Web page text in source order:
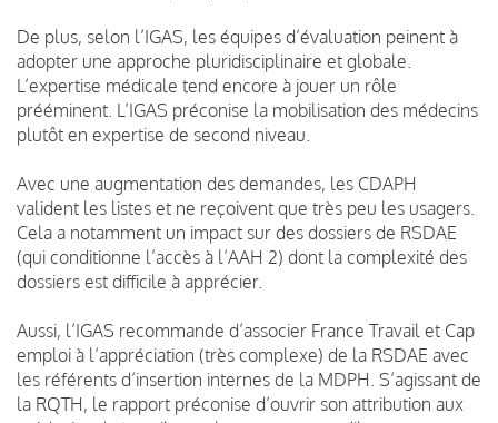
De plus, selon l’IGAS, les équipes d’évaluation peinent à
adopter une approche pluridisciplinaire et globale.
L’expertise médicale tend encore à jouer un rôle
prééminent. L’IGAS préconise la mobilisation des médecins
plutôt en expertise de second niveau.
Avec une augmentation des demandes, les CDAPH
valident les listes et ne reçoivent que très peu les usagers.
Cela a notamment un impact sur des dossiers de RSDAE
(qui conditionne l’accès à l’AAH 2) dont la complexité des
dossiers est difficile à apprécier.
Aussi, l’IGAS recommande d’associer France Travail et Cap
emploi à l’appréciation (très complexe) de la RSDAE avec
les référents d’insertion internes de la MDPH. S’agissant de
la RQTH, le rapport préconise d’ouvrir son attribution aux